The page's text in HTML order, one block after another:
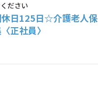
ださい
休日125日☆介護老人保
正社員〉